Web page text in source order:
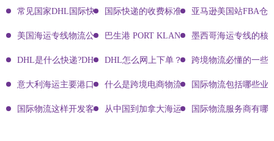
常见国家DHL国际快递客服热线国际快递的收费标准!四大国际快递的尺寸重
亚马逊美国站FBA仓
美国海运专线物流公司有哪些?巴生港 PORT KLANG 墨西哥海运专线的核
DHL是什么快递?DHL国际快递介绍DHL怎么网上下单？DHL快递寄件有哪些方
跨境物流必懂的一些
意大利海运主要港口有哪些什么是跨境电商物流? 国际物流包括哪些业
国际物流这样开发客户会让你成为销冠从中国到加拿大海运要多久能到达？
国际物流服务商有哪